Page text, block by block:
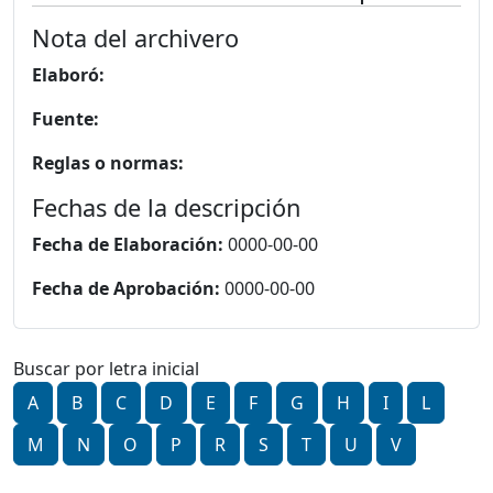
Nota del archivero
Elaboró:
Fuente:
Reglas o normas:
Fechas de la descripción
Fecha de Elaboración: 0000-00-00
Fecha de Aprobación: 0000-00-00
Buscar por letra inicial
A
B C D E F G H I
L
M
N O P R S T U V